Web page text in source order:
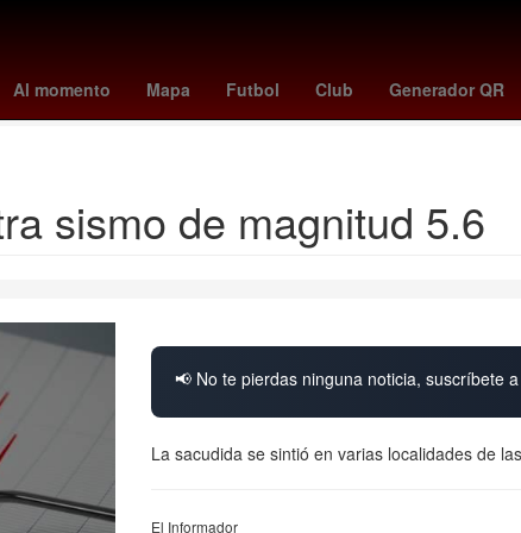
Al momento Mapa Futbol Club Generador QR
reparto de utilidades 2026 orlando city - nyc fc juventus - pisa
newcastle - manchester city
sismo de magnitud 5.6
📢 No te pierdas ninguna noticia, suscríbete
La sacudida se sintió en varias localidades de
El Informador